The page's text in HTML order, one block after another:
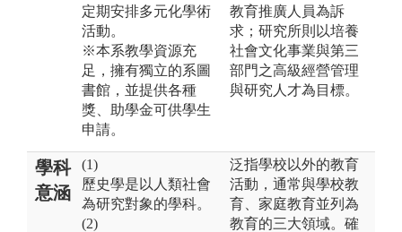
定期安排多元化學術
活動。
※本系教學資源充
足，擁有獨立的系圖
書館，並提供各種
獎、助學金可供學生
申請。
教育推廣人員為訴
求；研究所則以培養
社會文化事業與第三
部門之高級經營管理
與研究人才為目標。
學科
意涵
(1)
歷史學是以人類社會
為研究對象的學科。
(2)
泛指學校以外的教育
活動，通常與學校教
育、家庭教育並列為
教育的三大領域。確